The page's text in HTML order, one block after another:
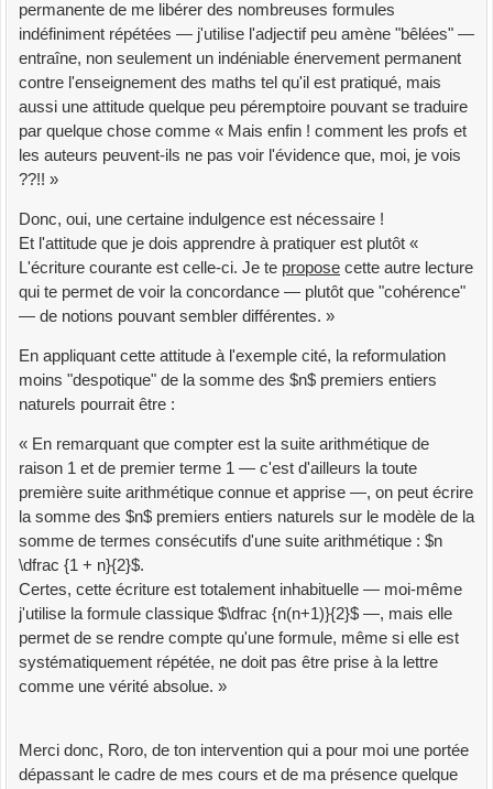
permanente de me libérer des nombreuses formules
indéfiniment répétées — j'utilise l'adjectif peu amène "bêlées" —
entraîne, non seulement un indéniable énervement permanent
contre l'enseignement des maths tel qu'il est pratiqué, mais
aussi une attitude quelque peu péremptoire pouvant se traduire
par quelque chose comme « Mais enfin ! comment les profs et
les auteurs peuvent-ils ne pas voir l'évidence que, moi, je vois
??!! »
Donc, oui, une certaine indulgence est nécessaire !
Et l'attitude que je dois apprendre à pratiquer est plutôt «
L'écriture courante est celle-ci. Je te propose cette autre lecture
qui te permet de voir la concordance — plutôt que "cohérence"
— de notions pouvant sembler différentes. »
En appliquant cette attitude à l'exemple cité, la reformulation
moins "despotique" de la somme des $n$ premiers entiers
naturels pourrait être :
« En remarquant que compter est la suite arithmétique de
raison 1 et de premier terme 1 — c'est d'ailleurs la toute
première suite arithmétique connue et apprise —, on peut écrire
la somme des $n$ premiers entiers naturels sur le modèle de la
somme de termes consécutifs d'une suite arithmétique : $n
\dfrac {1 + n}{2}$.
Certes, cette écriture est totalement inhabituelle — moi-même
j'utilise la formule classique $\dfrac {n(n+1)}{2}$ —, mais elle
permet de se rendre compte qu'une formule, même si elle est
systématiquement répétée, ne doit pas être prise à la lettre
comme une vérité absolue. »
Merci donc, Roro, de ton intervention qui a pour moi une portée
dépassant le cadre de mes cours et de ma présence quelque